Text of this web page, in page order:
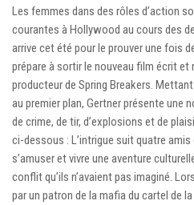
Les femmes dans des rôles d’action
courantes à Hollywood au cours des
arrive cet été pour le prouver une fois
prépare à sortir le nouveau film écrit et
producteur de Spring Breakers.
au premier plan, Gertner présente une
de crime, de tir, d’explosions et de
ci-dessous : L’intrigue suit quatre
s’amuser et vivre une aventure
conflit qu’ils n’avaient pas imaginé.
par un patron de la mafia du cartel de